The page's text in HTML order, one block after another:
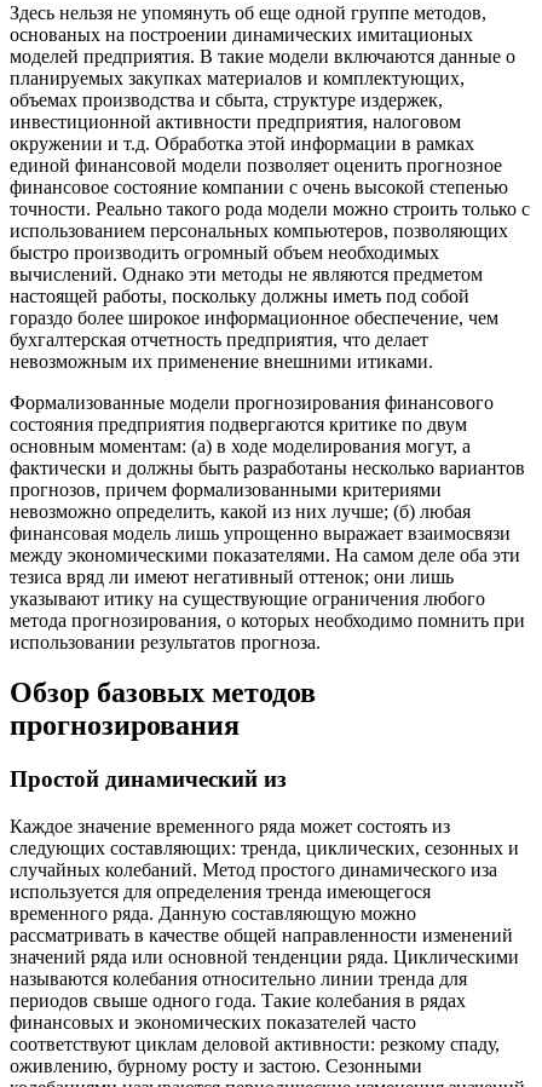
Здесь нельзя не упомянуть об еще одной группе методов,
основаных на построении динамических имитационых
моделей предприятия. В такие модели включаются данные о
планируемых закупках материалов и комплектующих,
объемах производства и сбыта, структуре издержек,
инвестиционной активности предприятия, налоговом
окружении и т.д. Обработка этой информации в рамках
единой финансовой модели позволяет оценить прогнозное
финансовое состояние компании с очень высокой степенью
точности. Реально такого рода модели можно строить только с
использованием персональных компьютеров, позволяющих
быстро производить огромный объем необходимых
вычислений. Однако эти методы не являются предметом
настоящей работы, поскольку должны иметь под собой
гораздо более широкое информационное обеспечение, чем
бухгалтерская отчетность предприятия, что делает
невозможным их применение внешними итиками.
Формализованные модели прогнозирования финансового
состояния предприятия подвергаются критике по двум
основным моментам: (а) в ходе моделирования могут, а
фактически и должны быть разработаны несколько вариантов
прогнозов, причем формализованными критериями
невозможно определить, какой из них лучше; (б) любая
финансовая модель лишь упрощенно выражает взаимосвязи
между экономическими показателями. На самом деле оба эти
тезиса вряд ли имеют негативный оттенок; они лишь
указывают итику на существующие ограничения любого
метода прогнозирования, о которых необходимо помнить при
использовании результатов прогноза.
Обзор базовых методов
прогнозирования
Простой динамический из
Каждое значение временного ряда может состоять из
следующих составляющих: тренда, циклических, сезонных и
случайных колебаний. Метод простого динамического иза
используется для определения тренда имеющегося
временного ряда. Данную составляющую можно
рассматривать в качестве общей направленности изменений
значений ряда или основной тенденции ряда. Циклическими
называются колебания относительно линии тренда для
периодов свыше одного года. Такие колебания в рядах
финансовых и экономических показателей часто
соответствуют циклам деловой активности: резкому спаду,
оживлению, бурному росту и застою. Сезонными